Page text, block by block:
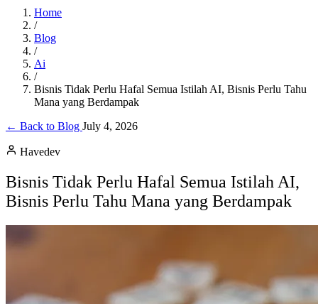
Home
/
Blog
/
Ai
/
Bisnis Tidak Perlu Hafal Semua Istilah AI, Bisnis Perlu Tahu
Mana yang Berdampak
← Back to Blog July 4, 2026
Havedev
Bisnis Tidak Perlu Hafal Semua Istilah AI,
Bisnis Perlu Tahu Mana yang Berdampak